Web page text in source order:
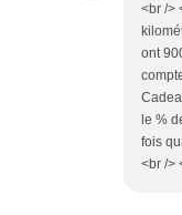
<br />
ont
le %
fois
<br />